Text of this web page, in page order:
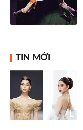
TIN MỚI